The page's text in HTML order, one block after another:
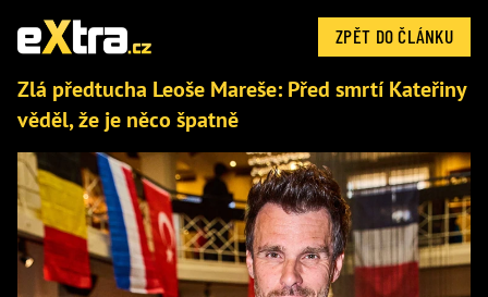
ZPĚT DO ČLÁNKU
Zlá předtucha Leoše Mareše: Před smrtí Kateřiny
věděl, že je něco špatně